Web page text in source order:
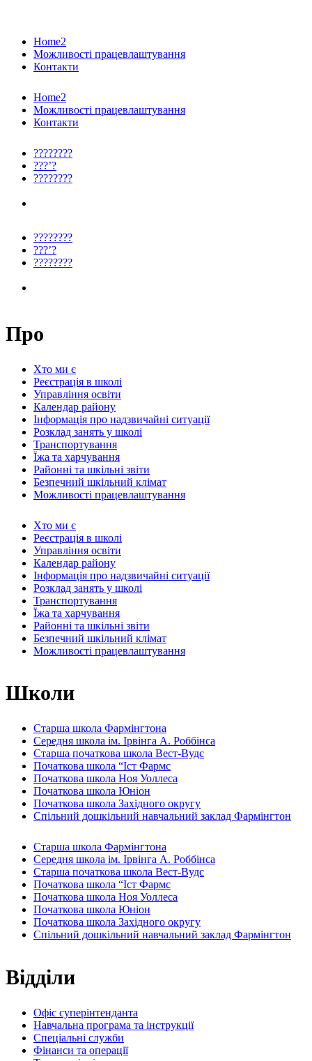
Home2
Можливості працевлаштування
Контакти
Home2
Можливості працевлаштування
Контакти
????????
???’?
????????
????????
???’?
????????
Про
Хто ми є
Реєстрація в школі
Управління освіти
Календар району
Інформація про надзвичайні ситуації
Розклад занять у школі
Транспортування
Їжа та харчування
Районні та шкільні звіти
Безпечний шкільний клімат
Можливості працевлаштування
Хто ми є
Реєстрація в школі
Управління освіти
Календар району
Інформація про надзвичайні ситуації
Розклад занять у школі
Транспортування
Їжа та харчування
Районні та шкільні звіти
Безпечний шкільний клімат
Можливості працевлаштування
Школи
Старша школа Фармінгтона
Середня школа ім. Ірвінга А. Роббінса
Старша початкова школа Вест-Вудс
Початкова школа “Іст Фармс
Початкова школа Ноя Уоллеса
Початкова школа Юніон
Початкова школа Західного округу
Спільний дошкільний навчальний заклад Фармінгтон
Старша школа Фармінгтона
Середня школа ім. Ірвінга А. Роббінса
Старша початкова школа Вест-Вудс
Початкова школа “Іст Фармс
Початкова школа Ноя Уоллеса
Початкова школа Юніон
Початкова школа Західного округу
Спільний дошкільний навчальний заклад Фармінгтон
Відділи
Офіс суперінтенданта
Навчальна програма та інструкції
Спеціальні служби
Фінанси та операції